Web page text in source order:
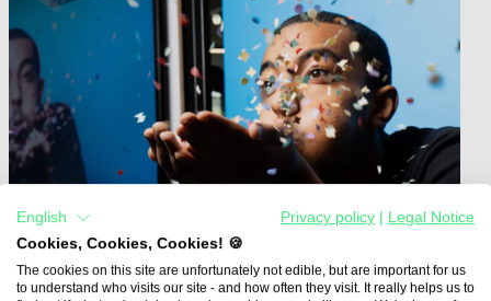
English Privacy policy
Legal Notice
Cookies, Cookies, Cookies! 🍪
The cookies on this site are unfortunately not edible, but are important for us
to understand who visits our site - and how often they visit. It really helps us to